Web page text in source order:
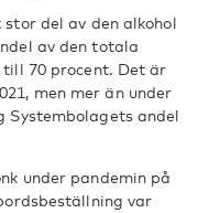
del av den alkohol
av den totala
till 70 procent. Det är
men mer än under
Systembolagets andel
under pandemin på
var